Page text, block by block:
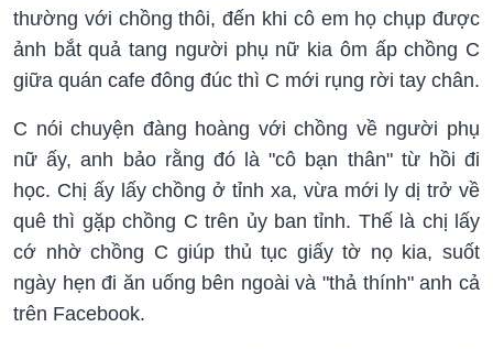
thường với chồng thôi, đến khi cô em họ chụp được
ảnh bắt quả tang người phụ nữ kia ôm ấp chồng C
giữa quán cafe đông đúc thì C mới rụng rời tay chân.
C nói chuyện đàng hoàng với chồng về người phụ
nữ ấy, anh bảo rằng đó là "cô bạn thân" từ hồi đi
học. Chị ấy lấy chồng ở tỉnh xa, vừa mới ly dị trở về
quê thì gặp chồng C trên ủy ban tỉnh. Thế là chị lấy
cớ nhờ chồng C giúp thủ tục giấy tờ nọ kia, suốt
ngày hẹn đi ăn uống bên ngoài và "thả thính" anh cả
trên Facebook.